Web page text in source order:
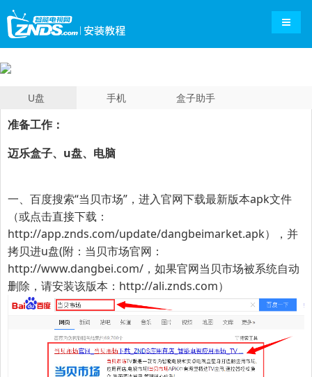
导航
U盘 手机 盒子助手
准备工作：
迈乐盒子、 u盘、电脑
一、百度搜索“当贝市场”，进入官网下载最新版本apk文件
（或点击直接下载：
http://app.znds.com/update/dangbeimarket.apk），并
拷贝进u盘(附：当贝市场官网：
http://www.dangbei.com/ ， 如果官网当贝市场被系统自动
删除，请安装该版本： http://ali.znds.com）